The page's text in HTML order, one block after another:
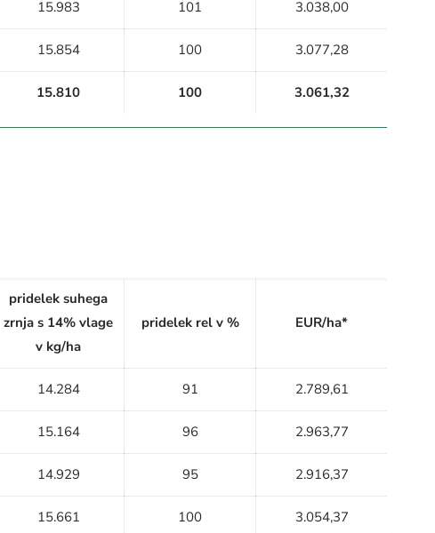
15.983 101 3.038,00
15.854 100 3.077,28
15.810 100 3.061,32
pridelek suhega
zrnja s 14% vlage
v kg/ha
pridelek rel v % EUR/ha*
14.284 91 2.789,61
15.164 96 2.963,77
14.929 95 2.916,37
15.661 100 3.054,37